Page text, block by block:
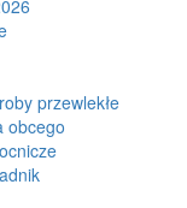
przewlekłe
obcego